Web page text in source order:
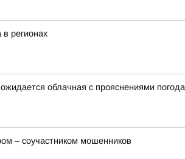
регионах
облачная с прояснениями погода
– соучастником мошенников